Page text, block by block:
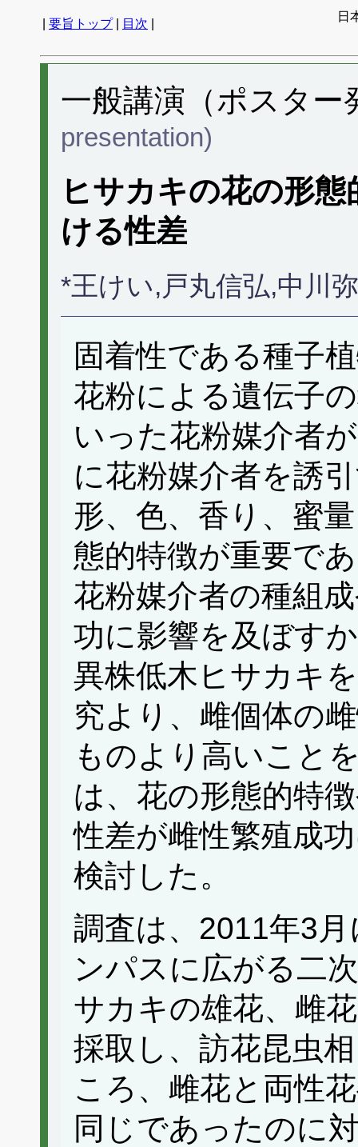
要旨トップ| 目次
日
一般講演（ポスタ
presentation)
ヒサカキの花の形
ける性差
*王けい,戸丸信弘,中川
固着性である種子
花粉による遺伝子
いった花粉媒介者
に花粉媒介者を誘
形、色、香り、蜜
態的特徴が重要で
花粉媒介者の種組
功に影響を及ぼす
異株低木ヒサカキ
究より、雌個体の
ものより高いこと
は、花の形態的特
性差が雌性繁殖成
検討した。
調査は、2011年3
ンパスに広がる二
サカキの雄花、雌
採取し、訪花昆虫
ころ、雌花と両性
同じであったのに